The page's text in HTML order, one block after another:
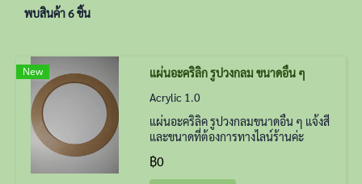
พบสินค้า 6 ชิ้น
New
แผ่นอะคริลิก รูปวงกลม ขนาดอื่น ๆ
Acrylic 1.0
แผ่นอะคริลิค รูปวงกลมขนาดอื่น ๆ แจ้งสี
และขนาดที่ต้องการทางไลน์ร้านค่ะ
฿0